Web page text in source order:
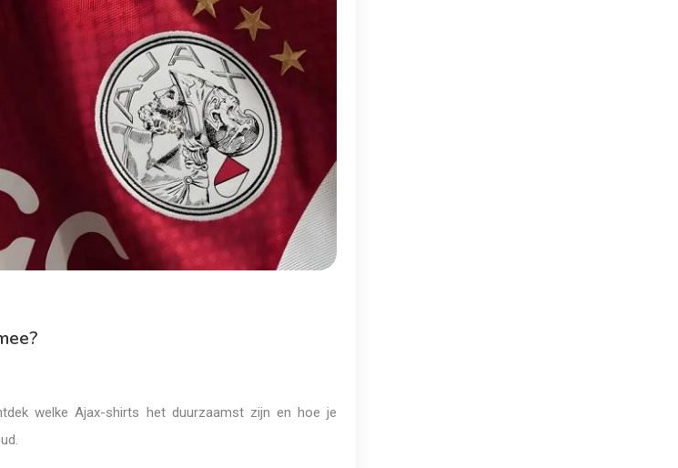
welke Ajax-shirts het duurzaamst zijn en hoe je